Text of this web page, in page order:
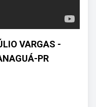
VARGAS -
PR